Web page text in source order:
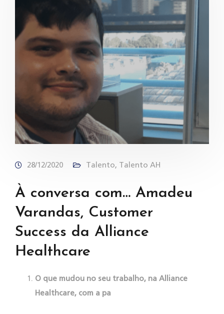
28/12/2020 Talento, Talento AH
À conversa com… Amadeu
Varandas, Customer
Success da Alliance
Healthcare
O que mudou no seu trabalho, na Alliance
Healthcare, com a pa